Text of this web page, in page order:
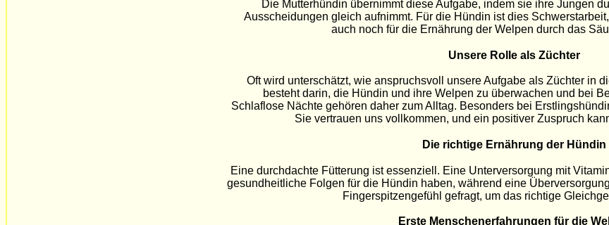
Die Mutterhündin übernimmt diese Aufgabe, indem sie ihre Jungen
Ausscheidungen gleich aufnimmt. Für die Hündin ist dies
auch noch für die Ernährung der Welpen durch das
Unsere Rolle als Züchter
Oft wird unterschätzt, wie anspruchsvoll unsere Aufgabe als Züchter in
besteht darin, die Hündin und ihre Welpen zu überwachen und bei
Schlaflose Nächte gehören daher zum Alltag. Besonders bei
Sie vertrauen uns vollkommen, und ein positiver Zuspruch
Die richtige Ernährung der Hündin
Eine durchdachte Fütterung ist essenziell. Eine Unterversorgung mit
gesundheitliche Folgen für die Hündin haben, während eine
Fingerspitzengefühl gefragt, um das richtige
Erste Menschenerfahrungen für die